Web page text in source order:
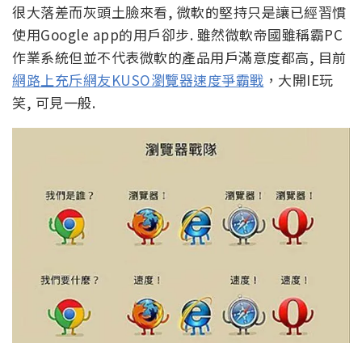
很大落差而灰頭土臉來看, 微軟的堅持只是讓已經習慣
使用Google app的用戶卻步. 雖然微軟帝國雖稱霸PC
作業系統但並不代表微軟的產品用戶滿意度都高, 目前
網路上充斥網友KUSO瀏覽器速度爭霸戰 ，大開IE玩
笑, 可見一般.